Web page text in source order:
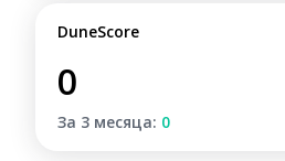
DuneScore
0
За 3 месяца: 0